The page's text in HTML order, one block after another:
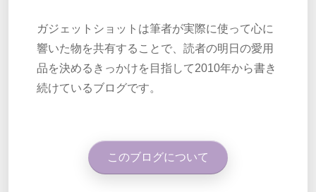
ガジェットショットは筆者が実際に使って心に
響いた物を共有することで、読者の明日の愛用
品を決めるきっかけを目指して2010年から書き
続けているブログです。
このブログについて